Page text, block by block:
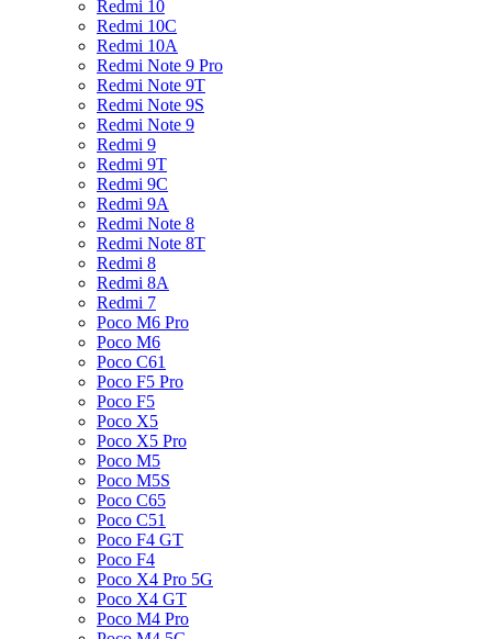
Redmi 10
Redmi 10C
Redmi 10A
Redmi Note 9 Pro
Redmi Note 9T
Redmi Note 9S
Redmi Note 9
Redmi 9
Redmi 9T
Redmi 9C
Redmi 9A
Redmi Note 8
Redmi Note 8T
Redmi 8
Redmi 8A
Redmi 7
Poco M6 Pro
Poco M6
Poco C61
Poco F5 Pro
Poco F5
Poco X5
Poco X5 Pro
Poco M5
Poco M5S
Poco C65
Poco C51
Poco F4 GT
Poco F4
Poco X4 Pro 5G
Poco X4 GT
Poco M4 Pro